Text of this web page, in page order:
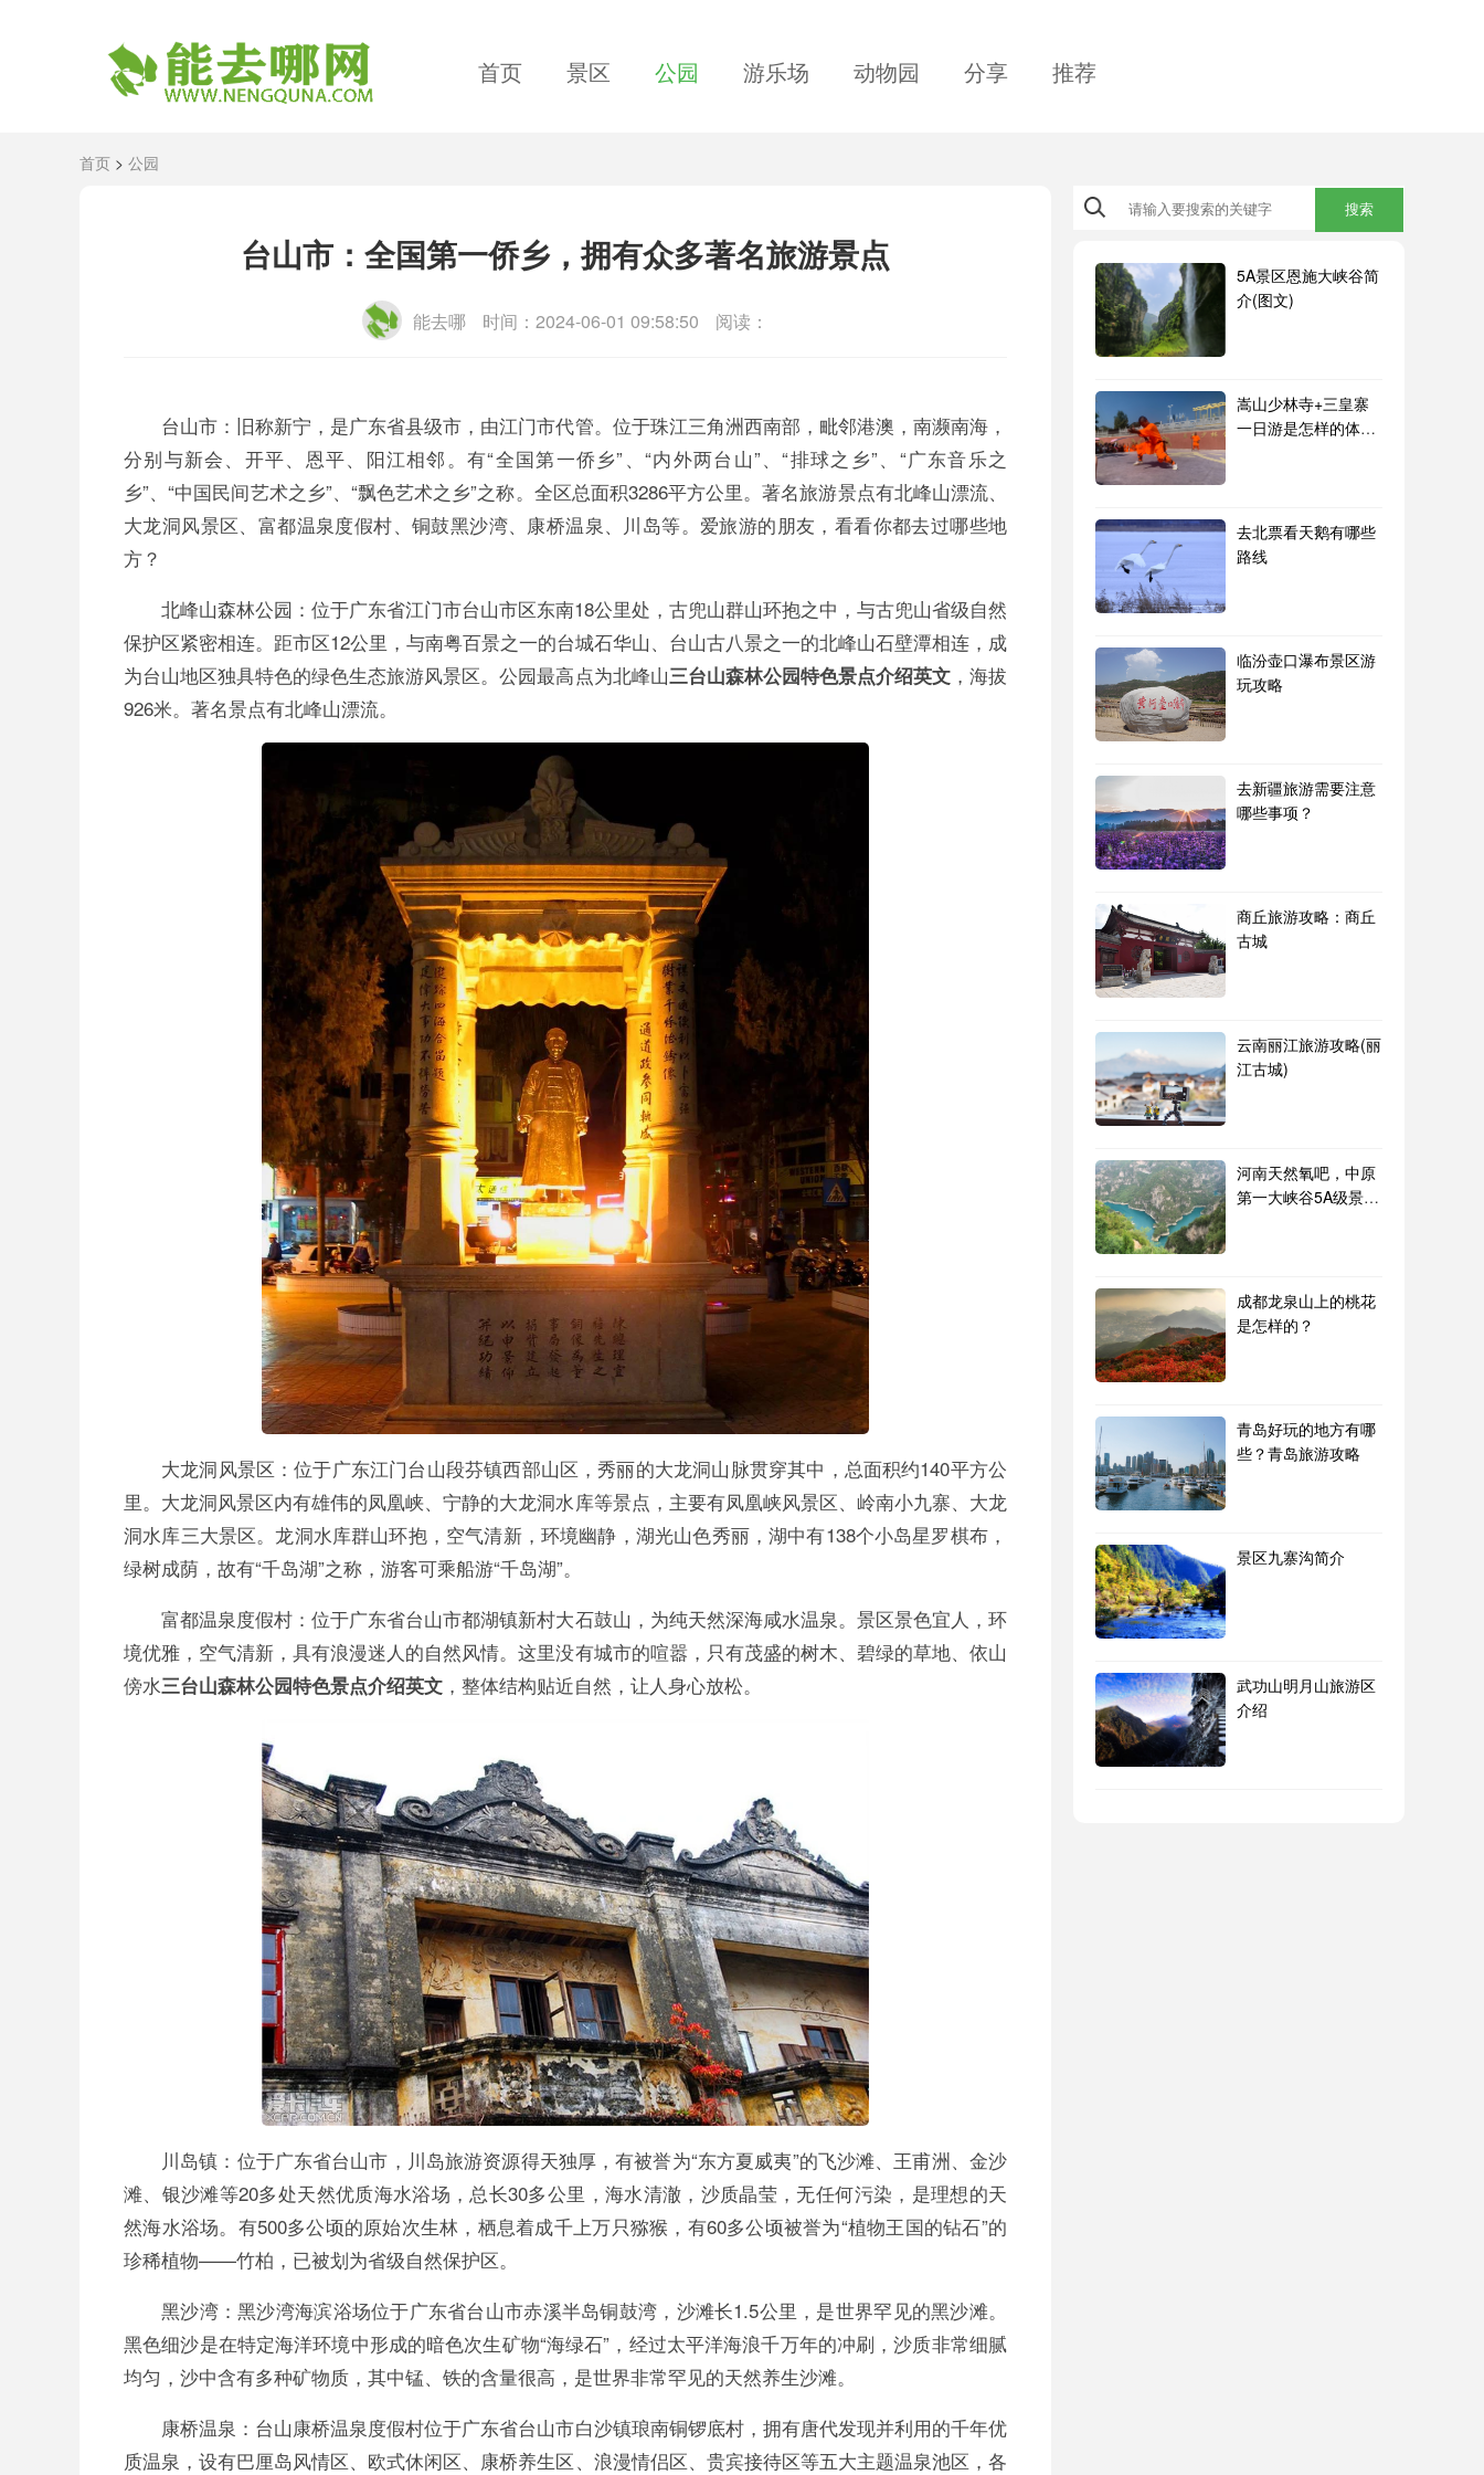
首页 景区 公园 游乐场 动物园 分享 推荐
首页 > 公园
台山市：全国第一侨乡，拥有众多著名旅游景点
能去哪 时间：2024-06-01 09:58:50 阅读：
台山市：旧称新宁，是广东省县级市，由江门市代管。位于珠江三角洲西南部，毗邻港澳，南濒南海，
分别与新会、开平、恩平、阳江相邻。有“全国第一侨乡”、“内外两台山”、“排球之乡”、“广东音乐之
乡”、“中国民间艺术之乡”、“飘色艺术之乡”之称。全区总面积3286平方公里。著名旅游景点有北峰山漂流、
大龙洞风景区、富都温泉度假村、铜鼓黑沙湾、康桥温泉、川岛等。爱旅游的朋友，看看你都去过哪些地
方？
北峰山森林公园：位于广东省江门市台山市区东南18公里处，古兜山群山环抱之中，与古兜山省级自然
保护区紧密相连。距市区12公里，与南粤百景之一的台城石华山、台山古八景之一的北峰山石壁潭相连，成
为台山地区独具特色的绿色生态旅游风景区。公园最高点为北峰山三台山森林公园特色景点介绍英文，海拔
926米。著名景点有北峰山漂流。
大龙洞风景区：位于广东江门台山段芬镇西部山区，秀丽的大龙洞山脉贯穿其中，总面积约140平方公
里。大龙洞风景区内有雄伟的凤凰峡、宁静的大龙洞水库等景点，主要有凤凰峡风景区、岭南小九寨、大龙
洞水库三大景区。龙洞水库群山环抱，空气清新，环境幽静，湖光山色秀丽，湖中有138个小岛星罗棋布，
绿树成荫，故有“千岛湖”之称，游客可乘船游“千岛湖”。
富都温泉度假村：位于广东省台山市都湖镇新村大石鼓山，为纯天然深海咸水温泉。景区景色宜人，环
境优雅，空气清新，具有浪漫迷人的自然风情。这里没有城市的喧嚣，只有茂盛的树木、碧绿的草地、依山
傍水三台山森林公园特色景点介绍英文 ，整体结构贴近自然，让人身心放松。
川岛镇：位于广东省台山市，川岛旅游资源得天独厚，有被誉为“东方夏威夷”的飞沙滩、王甫洲、金沙
滩、银沙滩等20多处天然优质海水浴场，总长30多公里，海水清澈，沙质晶莹，无任何污染，是理想的天
然海水浴场。有500多公顷的原始次生林，栖息着成千上万只猕猴，有60多公顷被誉为“植物王国的钻石”的
珍稀植物——竹柏，已被划为省级自然保护区。
黑沙湾：黑沙湾海滨浴场位于广东省台山市赤溪半岛铜鼓湾，沙滩长1.5公里，是世界罕见的黑沙滩。
黑色细沙是在特定海洋环境中形成的暗色次生矿物“海绿石”，经过太平洋海浪千万年的冲刷，沙质非常细腻
均匀，沙中含有多种矿物质，其中锰、铁的含量很高，是世界非常罕见的天然养生沙滩。
康桥温泉：台山康桥温泉度假村位于广东省台山市白沙镇琅南铜锣底村，拥有唐代发现并利用的千年优
质温泉，设有巴厘岛风情区、欧式休闲区、康桥养生区、浪漫情侣区、贵宾接待区等五大主题温泉池区，各
搜索
5A景区恩施大峡谷简
介(图文)
嵩山少林寺+三皇寨
一日游是怎样的体
去北票看天鹅有哪些
路线
临汾壶口瀑布景区游
玩攻略
去新疆旅游需要注意
哪些事项？
商丘旅游攻略：商丘
古城
云南丽江旅游攻略(丽
江古城)
河南天然氧吧，中原
第一大峡谷5A级景区
成都龙泉山上的桃花
是怎样的？
青岛好玩的地方有哪
些？青岛旅游攻略
景区九寨沟简介
武功山明月山旅游区
介绍